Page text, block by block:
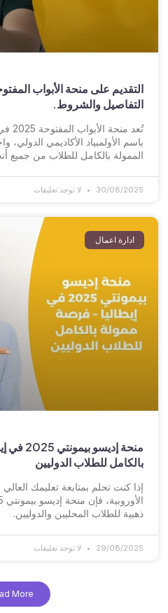
التفاصيل والشروط.
تُعد
باسم الأولمبياد الأكاديمي
الممولة بالكامل للطلاب من جميع
30/08/2025 لا توجد تعليقات
ادارة اعمال
منحة
بالكامل للطلاب الدوليين
إذا كنت تحلم بمتابعة تعليمك
ذهبية للطلاب المحليين والدوليين.
29/08/2025 لا توجد تعليقات
More